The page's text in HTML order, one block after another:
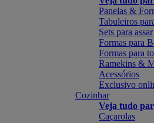
Panelas &
Tabuleiros
Sets para assar
Formas para
Formas para
Ramekins &
Acessórios
Exclusivo
Cozinhar
Veja tudo
Caçarolas